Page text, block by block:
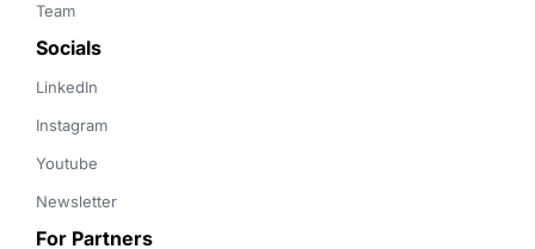
Team
Socials
LinkedIn
Instagram
Youtube
Newsletter
For Partners